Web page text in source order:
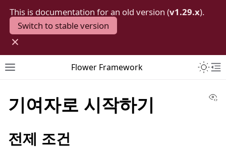
This is documentation for an old version (v1.29.x).
Switch to stable version
×
Toggle site navigation sidebar
Flower Framework
기여자로 시작하기
전제 조건